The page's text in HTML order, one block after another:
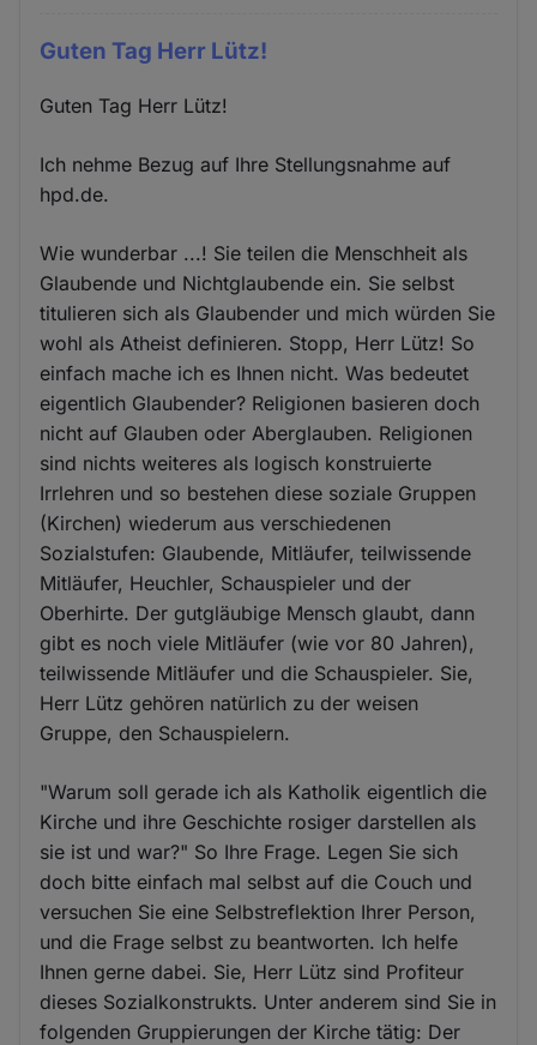
Guten Tag Herr Lütz!
Guten Tag Herr Lütz!
Ich nehme Bezug auf Ihre Stellungsnahme auf
hpd.de.
Wie wunderbar ...! Sie teilen die Menschheit als
Glaubende und Nichtglaubende ein. Sie selbst
titulieren sich als Glaubender und mich würden Sie
wohl als Atheist definieren. Stopp, Herr Lütz! So
einfach mache ich es Ihnen nicht. Was bedeutet
eigentlich Glaubender? Religionen basieren doch
nicht auf Glauben oder Aberglauben. Religionen
sind nichts weiteres als logisch konstruierte
Irrlehren und so bestehen diese soziale Gruppen
(Kirchen) wiederum aus verschiedenen
Sozialstufen: Glaubende, Mitläufer, teilwissende
Mitläufer, Heuchler, Schauspieler und der
Oberhirte. Der gutgläubige Mensch glaubt, dann
gibt es noch viele Mitläufer (wie vor 80 Jahren),
teilwissende Mitläufer und die Schauspieler. Sie,
Herr Lütz gehören natürlich zu der weisen
Gruppe, den Schauspielern.
"Warum soll gerade ich als Katholik eigentlich die
Kirche und ihre Geschichte rosiger darstellen als
sie ist und war?" So Ihre Frage. Legen Sie sich
doch bitte einfach mal selbst auf die Couch und
versuchen Sie eine Selbstreflektion Ihrer Person,
und die Frage selbst zu beantworten. Ich helfe
Ihnen gerne dabei. Sie, Herr Lütz sind Profiteur
dieses Sozialkonstrukts. Unter anderem sind Sie in
folgenden Gruppierungen der Kirche tätig: Der